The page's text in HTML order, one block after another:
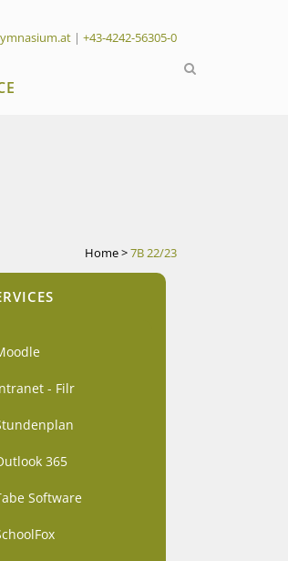
| +43-4242-56305-0
Home>7B 22/23
- Filr
365
Software